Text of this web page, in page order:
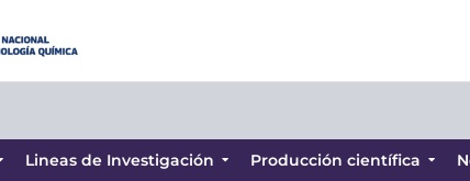
Lineas de Investigación Producción científica